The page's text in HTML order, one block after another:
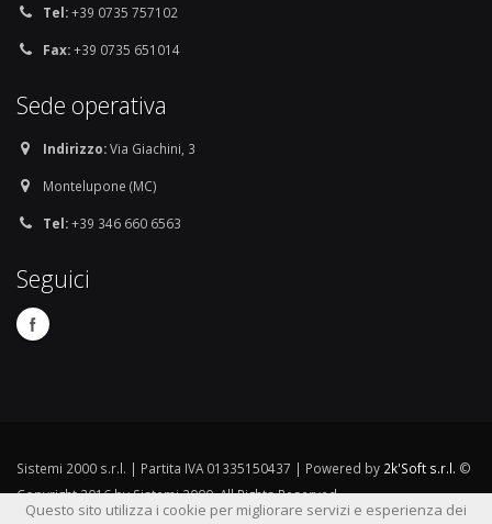
Tel:+39 0735 757102
Fax:+39 0735 651014
Sede operativa
Indirizzo:Via Giachini, 3
Montelupone (MC)
Tel:+39 346 660 6563
Seguici
Sistemi 2000 s.r.l. | Partita IVA 01335150437 | Powered by 2k'Soft s.r.l. ©
Copyright 2016 by Sistemi 2000. All Rights Reserved.
Questo sito utilizza i cookie per migliorare servizi e esperienza dei